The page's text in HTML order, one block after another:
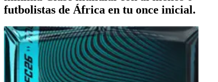
futbolistas de África en tu once inicial.